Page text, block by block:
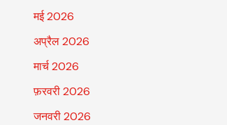
मई 2026
अप्रैल 2026
मार्च 2026
फ़रवरी 2026
जनवरी 2026